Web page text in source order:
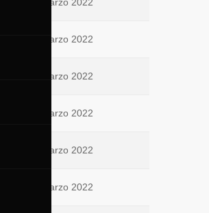
26 Marzo 2022
25 Marzo 2022
25 Marzo 2022
25 Marzo 2022
23 Marzo 2022